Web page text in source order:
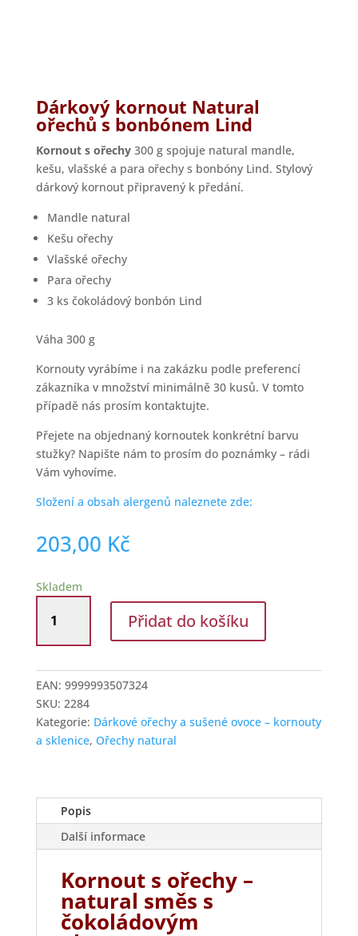
Dárkový kornout Natural
ořechů s bonbónem Lind
Kornout s ořechy300 g spojuje natural mandle,
kešu, vlašské a para ořechy s bonbóny Lind. Stylový
dárkový kornout připravený k předání.
Mandle natural
Kešu ořechy
Vlašské ořechy
Para ořechy
3 ks čokoládový bonbón Lind
Váha 300 g
Kornouty vyrábíme i na zakázku podle preferencí
zákazníka v množství minimálně 30 kusů. V tomto
případě nás prosím kontaktujte.
Přejete na objednaný kornoutek konkrétní barvu
stužky? Napište nám to prosím do poznámky – rádi
Vám vyhovíme.
Složení a obsah alergenů naleznete zde:
203,00 Kč
Skladem
Natural
ořechy
bonbónem
Lind
množství
Přidat do košíku
EAN: 9999993507324
SKU: 2284
Kategorie: Dárkové ořechy a sušené ovoce – kornouty
a sklenice, Ořechy natural
Popis
Další informace
Kornout s ořechy –
natural směs s
čokoládovým